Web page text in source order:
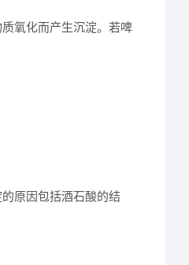
氧化而产生沉淀。若啤
原因包括酒石酸的结